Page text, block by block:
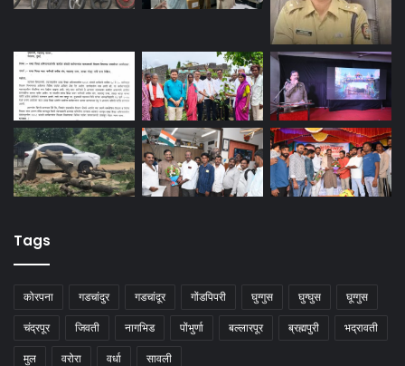
Tags
कोरपना गडचांदुर गडचांदूर गोंडपिपरी घुग्गुस घुग्घुस घूग्गुस
चंद्रपूर जिवती नागभिड पोंभुर्णा बल्लारपूर ब्रह्मपुरी भद्रावती
मुल वरोरा वर्धा सावली